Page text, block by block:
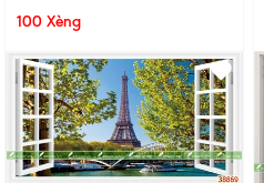
100 Xèng